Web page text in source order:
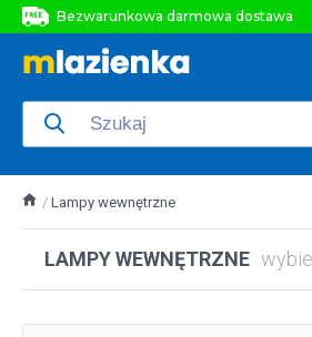
Bezwarunkowa darmowa dostawa
Bezwarunkowa darmowa dostawa
Lampy wewnętrzne
LAMPY WEWNĘTRZNE